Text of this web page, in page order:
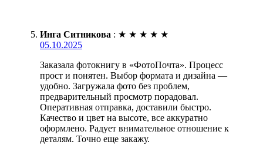
Инга Ситникова : ★ ★ ★ ★ ★
05.10.2025
Заказала фотокнигу в «ФотоПочта». Процесс
прост и понятен. Выбор формата и дизайна —
удобно. Загружала фото без проблем,
предварительный просмотр порадовал.
Оперативная отправка, доставили быстро.
Качество и цвет на высоте, все аккуратно
оформлено. Радует внимательное отношение к
деталям. Точно еще закажу.